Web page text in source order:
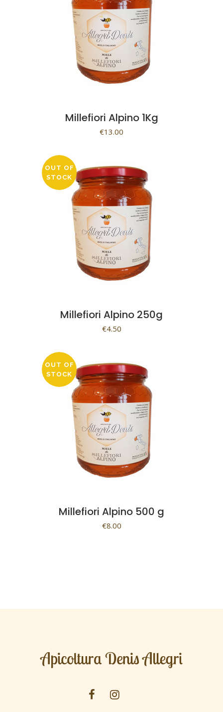
Millefiori Alpino 1Kg
€13.00
OUT OF
STOCK
Millefiori Alpino 250g
€4.50
OUT OF
STOCK
Millefiori Alpino 500 g
€8.00